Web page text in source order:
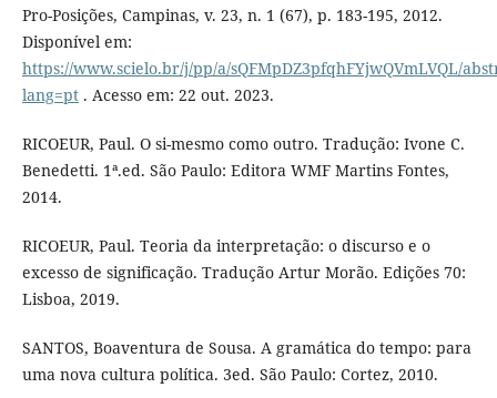
Pro-Posições, Campinas, v. 23, n. 1 (67), p. 183-195, 2012.
Disponível em:
https://www.scielo.br/j/pp/a/sQFMpDZ3pfqhFYjwQVmLVQL/
lang=pt. Acesso em: 22 out. 2023.
RICOEUR, Paul. O si-mesmo como outro. Tradução: Ivone C.
Benedetti. 1ª.ed. São Paulo: Editora WMF Martins Fontes,
2014.
RICOEUR, Paul. Teoria da interpretação: o discurso e o
excesso de significação. Tradução Artur Morão. Edições 70:
Lisboa, 2019.
SANTOS, Boaventura de Sousa. A gramática do tempo: para
uma nova cultura política. 3ed. São Paulo: Cortez, 2010.